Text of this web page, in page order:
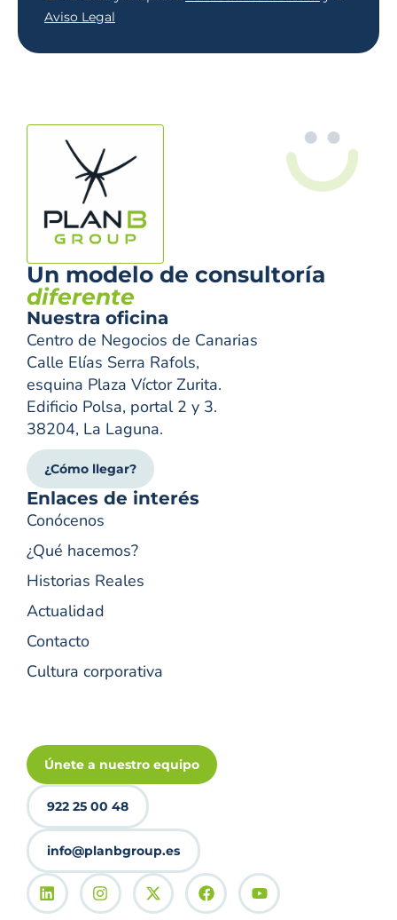
Aviso Legal
Un modelo de consultoría
diferente
Nuestra oficina
Centro de Negocios de Canarias
Calle Elías Serra Rafols,
esquina Plaza Víctor Zurita.
Edificio Polsa, portal 2 y 3.
38204, La Laguna.
¿Cómo llegar?
Enlaces de interés
Conócenos
¿Qué hacemos?
Historias Reales
Actualidad
Contacto
Cultura corporativa
Únete a nuestro equipo
922 25 00 48
info@planbgroup.es